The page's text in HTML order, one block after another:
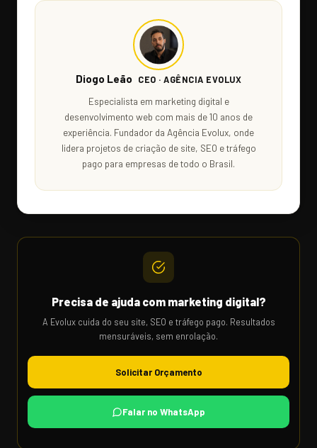
Diogo Leão CEO · AGÊNCIA EVOLUX
Especialista em marketing digital e
desenvolvimento web com mais de 10 anos de
experiência. Fundador da Agência Evolux, onde
lidera projetos de criação de site, SEO e tráfego
pago para empresas de todo o Brasil.
Precisa de ajuda com marketing digital?
A Evolux cuida do seu site, SEO e tráfego pago. Resultados
mensuráveis, sem enrolação.
Solicitar Orçamento
Falar no WhatsApp